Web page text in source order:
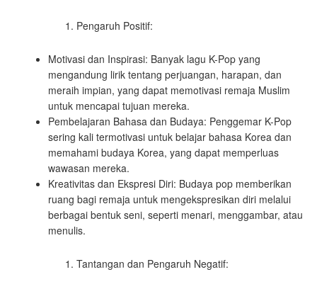
Pengaruh Positif:
Motivasi dan Inspirasi: Banyak lagu K-Pop yang
mengandung lirik tentang perjuangan, harapan, dan
meraih impian, yang dapat memotivasi remaja Muslim
untuk mencapai tujuan mereka.
Pembelajaran Bahasa dan Budaya: Penggemar K-Pop
sering kali termotivasi untuk belajar bahasa Korea dan
memahami budaya Korea, yang dapat memperluas
wawasan mereka.
Kreativitas dan Ekspresi Diri: Budaya pop memberikan
ruang bagi remaja untuk mengekspresikan diri melalui
berbagai bentuk seni, seperti menari, menggambar, atau
menulis.
Tantangan dan Pengaruh Negatif: